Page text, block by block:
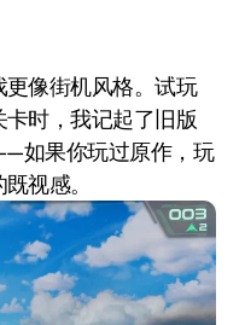
更像街机风格。试玩
时，我记起了旧版
如果你玩过原作，玩
视感。